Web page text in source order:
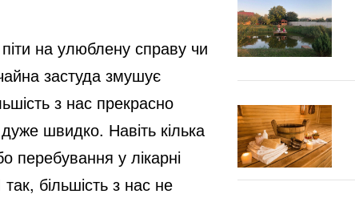
на улюблену справу чи
застуда змушує
з нас прекрасно
швидко. Навіть кілька
перебування у лікарні
більшість з нас не